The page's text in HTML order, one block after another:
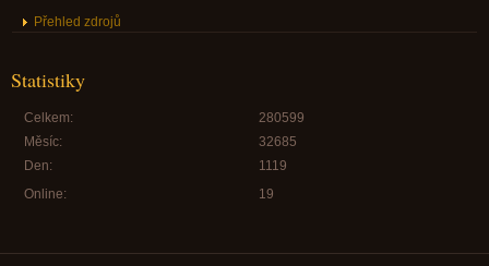
Přehled zdrojů
Statistiky
Online: 19
Celkem:
280599
Měsíc:
32685
Den:
1119